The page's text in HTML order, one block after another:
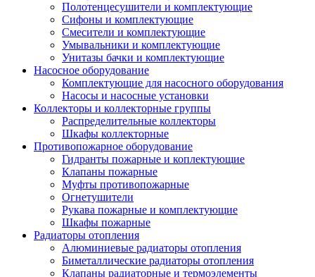
Полотенцесушители и комплектующие
Сифоны и комплектующие
Смесители и комплектующие
Умывальники и комплектующие
Унитазы бачки и комплектующие
Насосное оборудование
Комплектующие для насосного оборудования
Насосы и насосные установки
Коллекторы и коллекторные группы
Распределительные коллекторы
Шкафы коллекторные
Противопожарное оборудование
Гидранты пожарные и коплектующие
Клапаны пожарные
Муфты противопожарные
Огнетушители
Рукава пожарные и комплектующие
Шкафы пожарные
Радиаторы отопления
Алюминиевые радиаторы отопления
Биметаллические радиаторы отопления
Клапаны радиаторные и термоэлементы